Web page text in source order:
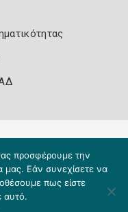
προσφέρουμε την
μας. Εάν συνεχίσετε να
πως είστε
αυτό.
A.E.